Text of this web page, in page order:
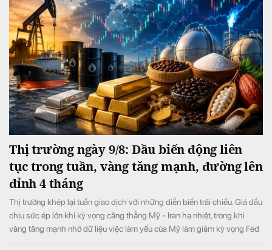
Thị trường ngày 9/8: Dầu biến động liên
tục trong tuần, vàng tăng mạnh, đường lên
đỉnh 4 tháng
Thị trường khép lại tuần giao dịch với những diễn biến trái chiều. Giá dầu
chịu sức ép lớn khi kỳ vọng căng thẳng Mỹ - Iran hạ nhiệt, trong khi
vàng tăng mạnh nhờ dữ liệu việc làm yếu của Mỹ làm giảm kỳ vọng Fed